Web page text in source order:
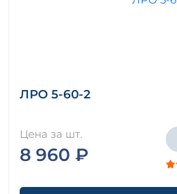
ЛРО 5-60-2
Цена за шт.
8 960 ₽